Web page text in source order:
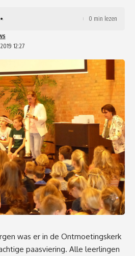
12:27
0 min lezen
was er in de Ontmoetingskerk
paasviering. Alle leerlingen